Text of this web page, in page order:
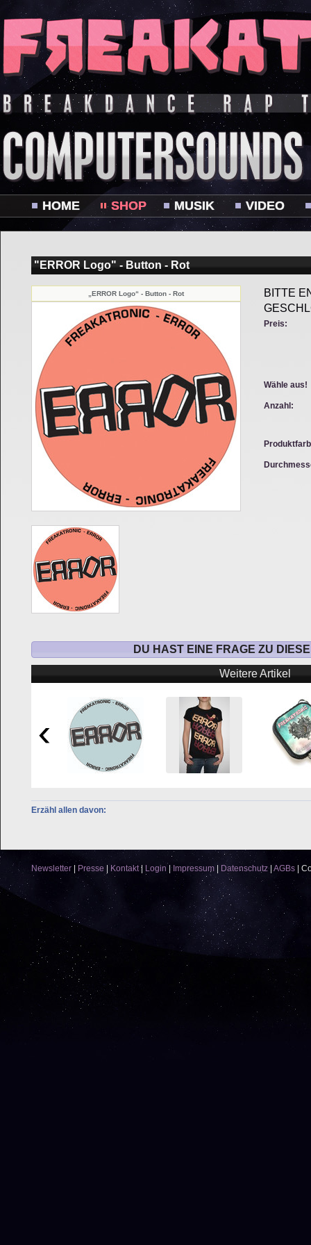
HOME SHOP MUSIK VIDEO
"ERROR Logo" - Button - Rot
„ERROR Logo“ - Button - Rot
BITTE
Preis:
Wähle aus!
Anzahl:
DU HAST EINE FRAGE ZU
Weitere Artikel
Erzähl allen davon:
Newsletter Presse Kontakt| Login | Impressum Datenschutz| AGBs